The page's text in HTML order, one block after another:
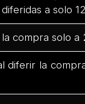
a solo
compra solo a
diferir la